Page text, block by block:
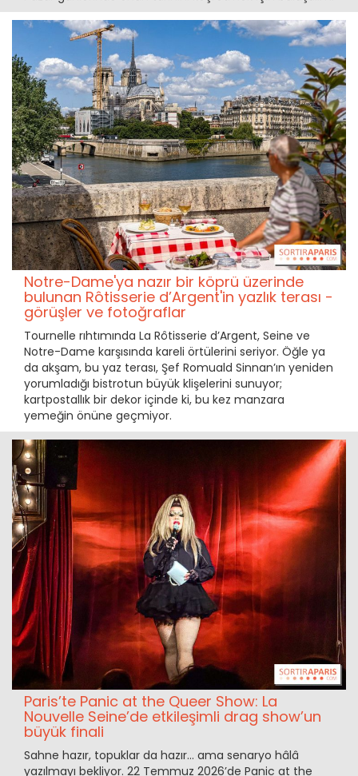
Notre-Dame'ya nazır bir köprü üzerinde
bulunan Rôtisserie d’Argent'in yazlık terası -
görüşler ve fotoğraflar
Tournelle rıhtımında La Rôtisserie d’Argent, Seine ve
Notre-Dame karşısında kareli örtülerini seriyor. Öğle ya
da akşam, bu yaz terası, Şef Romuald Sinnan’ın yeniden
yorumladığı bistrotun büyük klişelerini sunuyor;
kartpostallık bir dekor içinde ki, bu kez manzara
yemeğin önüne geçmiyor.
Paris’te Panic at the Queer Show: La
Nouvelle Seine’de etkileşimli drag show’un
büyük finali
Sahne hazır, topuklar da hazır… ama senaryo hâlâ
yazılmayı bekliyor. 22 Temmuz 2026’de Panic at the